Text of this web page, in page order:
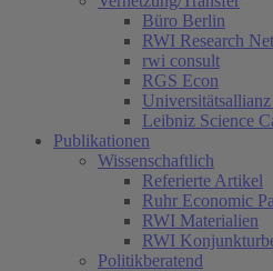
Büro Berlin
RWI Research
rwi consult
RGS Econ
Leibniz Science
Publikationen
Wissenschaftlich
Referierte Artikel
Ruhr Economic
RWI Materialien
RWI
Politikberatend